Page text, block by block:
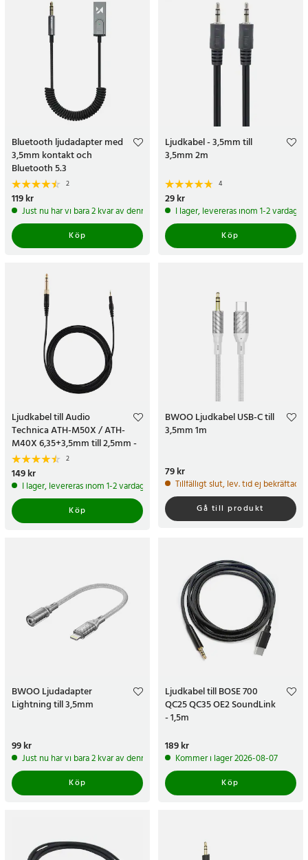
Bluetooth ljudadapter med
3,5mm kontakt och
Bluetooth 5.3
2
Pris:119 kr
119 kr
Just nu har vi bara 2 kvar av denna produkt
Köp
Ljudkabel - 3,5mm till
3,5mm 2m
4
Pris:
29 kr
I lager, levereras inom 1-2 vardagar
Köp
Ljudkabel till Audio
Technica ATH-M50X / ATH-
M40X 6,35+3,5mm till 2,5mm -
2meter
2
Pris:149 kr
149 kr
I lager, levereras inom 1-2 vardagar
Köp
BWOO Ljudkabel USB-C till
3,5mm 1m
Pris:
79 kr
Tillfälligt slut, lev. tid ej bekräftad.
Gå till produkt
BWOO Ljudadapter
Lightning till 3,5mm
Pris:
99 kr
Just nu har vi bara 2 kvar av denna produkt
Köp
Ljudkabel till BOSE 700
QC25 QC35 OE2 SoundLink
- 1,5m
Pris:189 kr
189 kr
Kommer i lager 2026-08-07
Köp